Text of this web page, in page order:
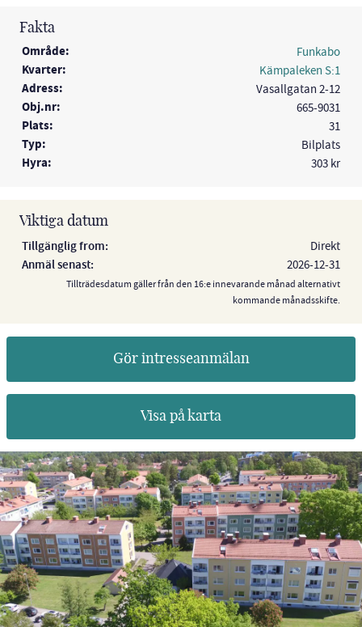
Fakta
Område: Funkabo
Kvarter: Kämpaleken S:1
Adress: Vasallgatan 2-12
Obj.nr: 665-9031
Plats: 31
Typ: Bilplats
Hyra: 303 kr
Viktiga datum
Tillgänglig from:
Direkt
Anmäl senast:
2026-12-31
Tillträdesdatum gäller från den 16:e innevarande månad alternativt
kommande månadsskifte.
Gör intresseanmälan
Visa på karta